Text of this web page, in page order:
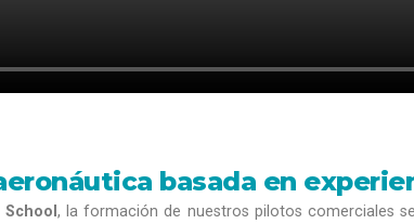
basada en
, la formación de nuestros pilotos comerciales